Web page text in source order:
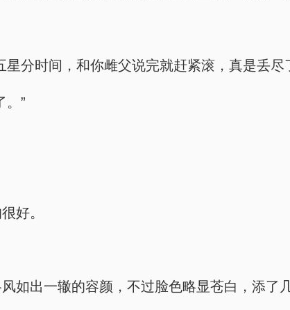
分时间，和你雌父说完就赶紧滚，真是丢尽
。”
好。
如出一辙的容颜，不过脸色略显苍白，添了